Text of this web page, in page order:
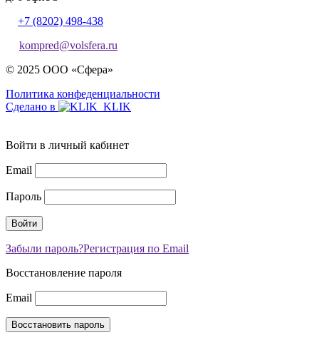
+7 (8202) 498-438
kompred@volsfera.ru
© 2025 ООО «Сфера»
Политика конфеденциальности
Сделано в
Войти в личный кабинет
Email
Пароль
Забыли пароль?Регистрация по Email
Восстановление пароля
Email